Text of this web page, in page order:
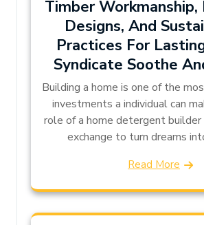
Timber Workmanship,
Designs, And
Practices For
Syndicate Soothe
Building a home is one of the
investments a individual can
role of a home detergent
exchange to turn dreams
Read More